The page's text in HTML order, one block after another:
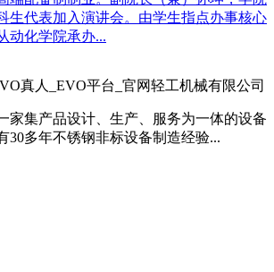
生代表加入演讲会。由学生指点办事核心
动化学院承办...
家集产品设计、生产、服务为一体的设备
30多年不锈钢非标设备制造经验...